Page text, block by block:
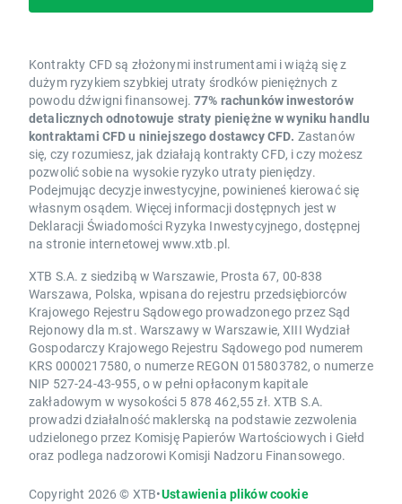
Kontrakty CFD są złożonymi instrumentami i wiążą się z
dużym ryzykiem szybkiej utraty środków pieniężnych z
powodu dźwigni finansowej. 77% rachunków inwestorów
detalicznych odnotowuje straty pieniężne w wyniku handlu
kontraktami CFD u niniejszego dostawcy CFD. Zastanów
się, czy rozumiesz, jak działają kontrakty CFD, i czy możesz
pozwolić sobie na wysokie ryzyko utraty pieniędzy.
Podejmując decyzje inwestycyjne, powinieneś kierować się
własnym osądem. Więcej informacji dostępnych jest w
Deklaracji Świadomości Ryzyka Inwestycyjnego, dostępnej
na stronie internetowej www.xtb.pl.
XTB S.A. z siedzibą w Warszawie, Prosta 67, 00-838
Warszawa, Polska, wpisana do rejestru przedsiębiorców
Krajowego Rejestru Sądowego prowadzonego przez Sąd
Rejonowy dla m.st. Warszawy w Warszawie, XIII Wydział
Gospodarczy Krajowego Rejestru Sądowego pod numerem
KRS 0000217580, o numerze REGON 015803782, o numerze
NIP 527-24-43-955, o w pełni opłaconym kapitale
zakładowym w wysokości 5 878 462,55 zł. XTB S.A.
prowadzi działalność maklerską na podstawie zezwolenia
udzielonego przez Komisję Papierów Wartościowych i Giełd
oraz podlega nadzorowi Komisji Nadzoru Finansowego.
Copyright 2026 © XTB•Ustawienia plików cookie